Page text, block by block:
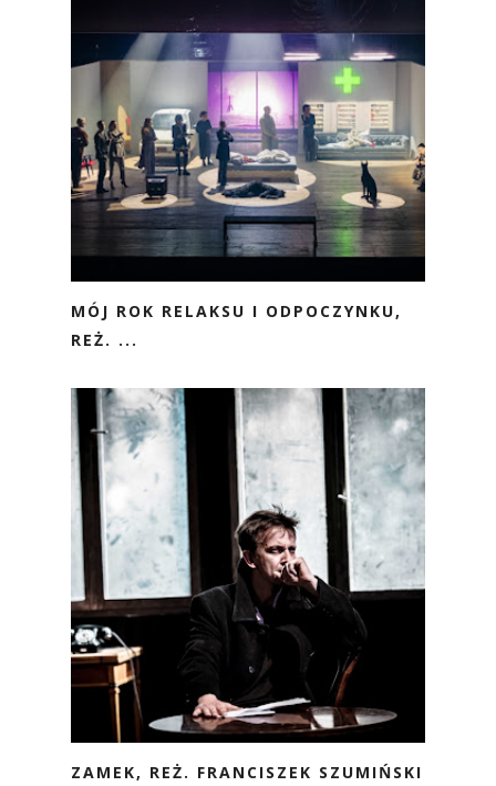
MÓJ ROK RELAKSU I ODPOCZYNKU,
REŻ. ...
ZAMEK, REŻ. FRANCISZEK SZUMIŃSKI